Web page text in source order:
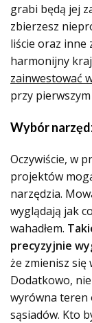
grabi będą jej
zbierzesz
liście oraz inne
harmonijny
zainwestować
przy
Wybór
Oczywiście, w
projektów
narzędzia.
wyglądają jak
wahadłem.
precyzyjnie
że zmienisz
Dodatkowo,
wyrówna teren
sąsiadów. Kto